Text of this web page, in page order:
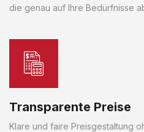
die genau auf Ihre Bedürfnisse
Transparente Preise
Klare und faire Preisgestaltung